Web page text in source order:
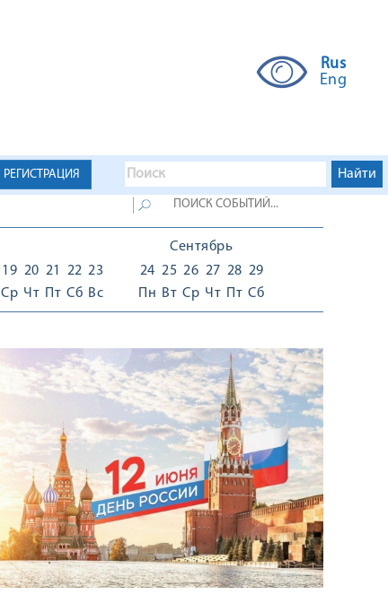
Rus
Eng
РЕГИСТРАЦИЯ
19
Ср
20
Чт
21
Пт
22
Сб
23
Вс
Сентябрь
24
Пн
25
Вт
26
Ср
27
Чт
28
Пт
29
Сб